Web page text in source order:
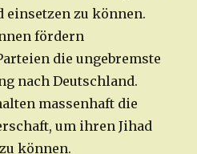
einsetzen zu können.
fördern
die ungebremste
nach Deutschland.
massenhaft die
um ihren Jihad
können.